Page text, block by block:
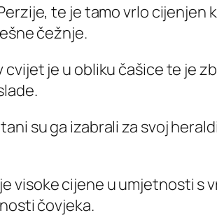
te je tamo vrlo cijenjen
čežnje.
cvijet je u obliku čašice te je
su ga izabrali za svoj
visoke cijene u umjetnosti s
čovjeka.